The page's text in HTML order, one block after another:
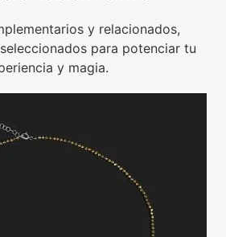
y relacionados,
para potenciar tu
y magia.